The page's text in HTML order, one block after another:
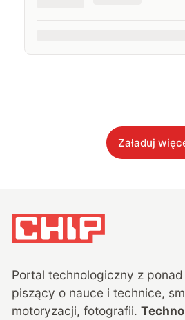
Załaduj
Portal technologiczny z ponad
piszący o nauce i technice,
motoryzacji, fotografii.